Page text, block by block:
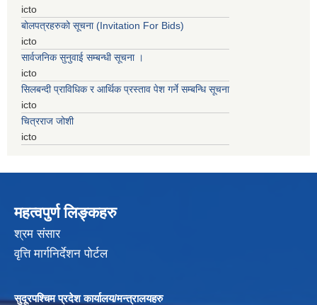
icto
बोलपत्रहरुको सूचना (Invitation For Bids)
icto
सार्वजनिक सुनुवाई सम्बन्धी सूचना ।
icto
सिलबन्दी प्राविधिक र आर्थिक प्रस्ताव पेश गर्ने सम्बन्धि सूचना
icto
चित्रराज जोशी
icto
महत्वपुर्ण लिङ्कहरु
श्रम संसार
वृत्ति मार्गनिर्देशन पोर्टल
सुदूरपश्चिम प्रदेश कार्यालय/मन्त्रालयहरु